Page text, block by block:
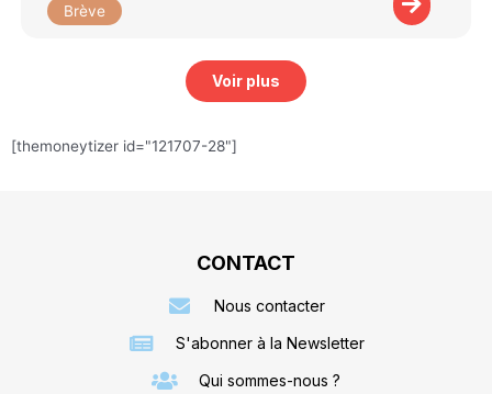
Brève
Voir plus
[themoneytizer id="121707-28"]
CONTACT
Nous contacter
S'abonner à la Newsletter
Qui sommes-nous ?